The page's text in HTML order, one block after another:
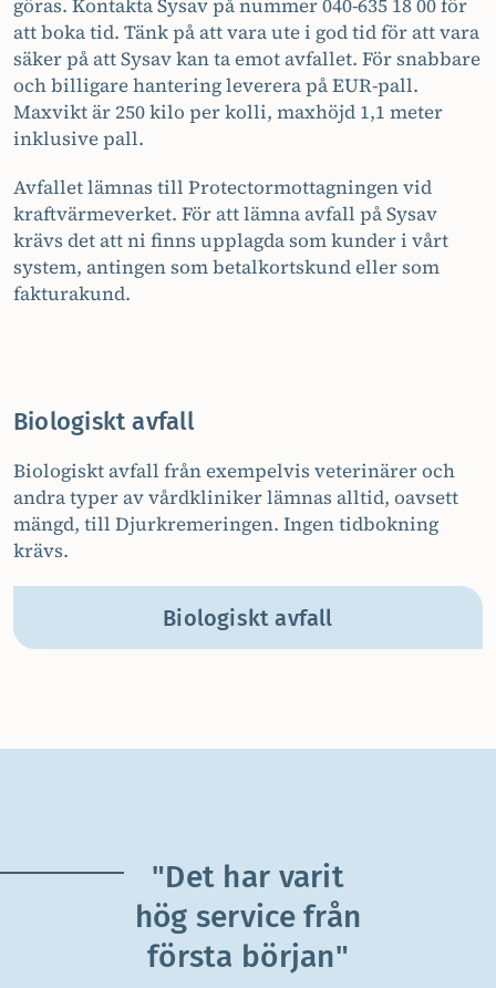
göras. Kontakta Sysav på nummer 040-635 18 00 för
att boka tid. Tänk på att vara ute i god tid för att vara
säker på att Sysav kan ta emot avfallet. För snabbare
och billigare hantering leverera på EUR-pall.
Maxvikt är 250 kilo per kolli, maxhöjd 1,1 meter
inklusive pall.
Avfallet lämnas till Protectormottagningen vid
kraftvärmeverket. För att lämna avfall på Sysav
krävs det att ni finns upplagda som kunder i vårt
system, antingen som betalkortskund eller som
fakturakund.
Biologiskt avfall
Biologiskt avfall från exempelvis veterinärer och
andra typer av vårdkliniker lämnas alltid, oavsett
mängd, till Djurkremeringen. Ingen tidbokning
krävs.
Biologiskt avfall
"Det har varit
hög service från
första början"